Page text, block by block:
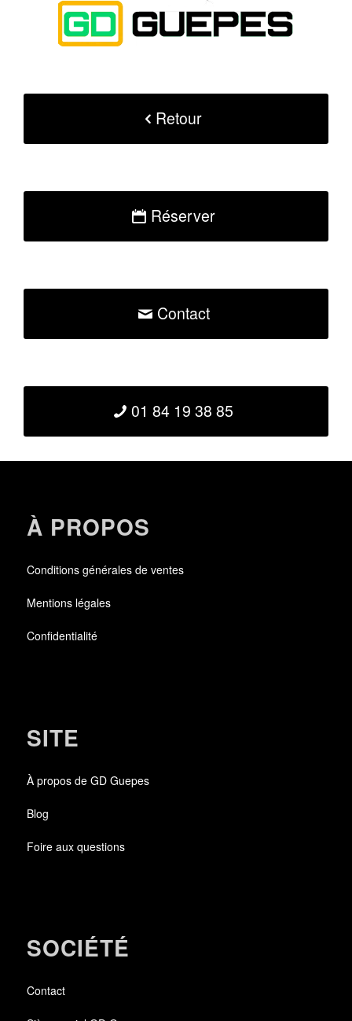
Retour
Réserver
Contact
01 84 19 38 85
À PROPOS
Conditions générales de ventes
Mentions légales
Confidentialité
SITE
À propos de GD Guepes
Blog
Foire aux questions
SOCIÉTÉ
Contact